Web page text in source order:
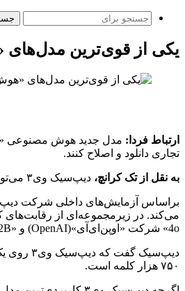
یکی از قوی‌ترین
ارتباط فردا:
تجاری دانلود و اصلاح کنند.
به نقل از تک کرانچ، دیپ‌سیک وی۳ می‌تواند طیف گسترده‌ای از کارها و وظایف مبتنی بر متن را مانند کدنویسی، ترجمه و نوشتن مقاله و ایمیل با توجه به درخواست انجام دهد.
4o» شرکت «اوپن‌ای‌آی»(OpenAI) و «Qwen 2.5 72B» شرکت «علی‌بابا»(Alibaba) عمل می‌کند.
۷۵۰ هزار کلمه است.